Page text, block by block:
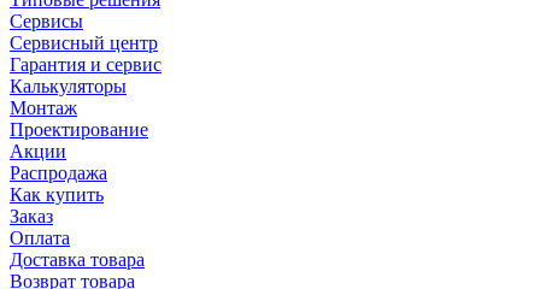
Сервисы
Сервисный центр
Гарантия и сервис
Калькуляторы
Монтаж
Проектирование
Акции
Распродажа
Как купить
Заказ
Оплата
Доставка товара
Возврат товара